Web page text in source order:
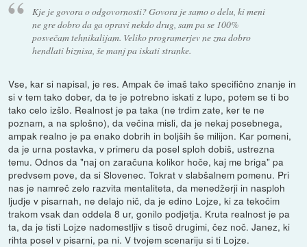
Kje je govora o odgovornosti? Govora je samo o delu, ki meni
ne gre dobro da ga opravi nekdo drug, sam pa se 100%
posvečam tehnikalijam. Veliko programerjev ne zna dobro
hendlati biznisa, še manj pa iskati stranke.
Vse, kar si napisal, je res. Ampak če imaš tako specifično znanje in
si v tem tako dober, da te je potrebno iskati z lupo, potem se ti bo
tako celo izšlo. Realnost je pa taka (ne trdim zate, ker te ne
poznam, a na splošno), da večina misli, da je nekaj posebnega,
ampak realno je pa enako dobrih in boljših še milijon. Kar pomeni,
da je urna postavka, v primeru da posel sploh dobiš, ustrezna
temu. Odnos da "naj on zaračuna kolikor hoče, kaj me briga" pa
predvsem pove, da si Slovenec. Tokrat v slabšalnem pomenu. Pri
nas je namreč zelo razvita mentaliteta, da menedžerji in nasploh
ljudje v pisarnah, ne delajo nič, da je edino Lojze, ki za tekočim
trakom vsak dan oddela 8 ur, gonilo podjetja. Kruta realnost je pa
ta, da je tisti Lojze nadomestljiv s tisoč drugimi, čez noč. Janez, ki
rihta posel v pisarni, pa ni. V tvojem scenariju si ti Lojze.